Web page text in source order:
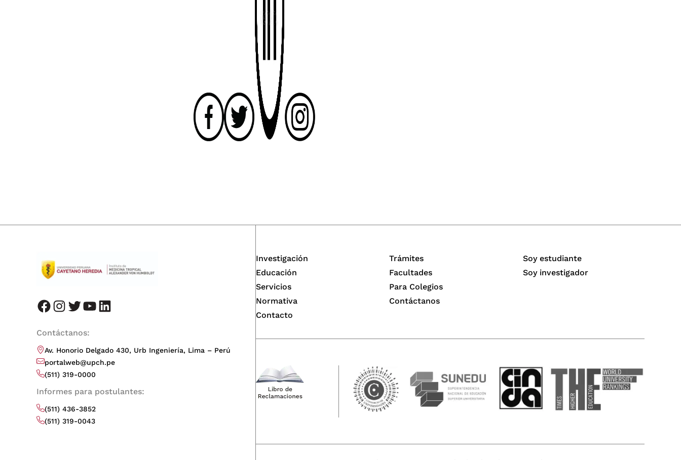
facebook instagram twitter youtube LinkedIn
Contáctanos:
Av. Honorio Delgado 430, Urb Ingeniería, Lima – Perú
portalweb@upch.pe
(511) 319-0000
Informes para postulantes:
(511) 436-3852
(511) 319-0043
Investigación
Educación
Servicios
Normativa
Contacto
Trámites
Facultades
Para Colegios
Contáctanos
Soy estudiante
Soy investigador